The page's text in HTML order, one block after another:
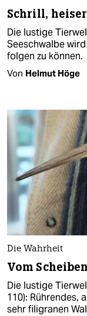
Schrill,
Die lustige
Seeschwalbe
folgen zu können.
Von Helmut Höge
Die Wahrheit
Vom
Die lustige
110): Rührendes,
sehr filigranen